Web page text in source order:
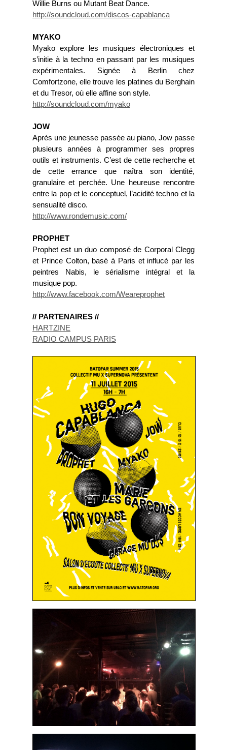
Willie Burns ou Mutant Beat Dance.
http://soundcloud.com/discos-capablanca
MYAKO
Myako explore les musiques électroniques et
s’initie à la techno en passant par les musiques
expérimentales. Signée à Berlin chez
Comfortzone, elle trouve les platines du Berghain
et du Tresor, où elle affine son style.
http://soundcloud.com/myako
JOW
Après une jeunesse passée au piano, Jow passe
plusieurs années à programmer ses propres
outils et instruments. C’est de cette recherche et
de cette errance que naîtra son identité,
granulaire et perchée. Une heureuse rencontre
entre la pop et le conceptuel, l’acidité techno et la
sensualité disco.
http://www.rondemusic.com/
PROPHET
Prophet est un duo composé de Corporal Clegg
et Prince Colton, basé à Paris et influcé par les
peintres Nabis, le sérialisme intégral et la
musique pop.
http://www.facebook.com/Weareprophet
// PARTENAIRES //
HARTZINE
RADIO CAMPUS PARIS